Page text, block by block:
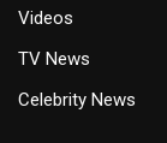
Videos
TV News
Celebrity News